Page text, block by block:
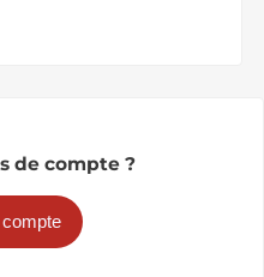
de compte ?